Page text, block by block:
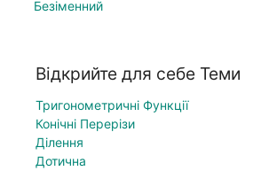
Безіменний
Відкрийте для себе Теми
Тригонометричні Функції
Конічні Перерізи
Ділення
Дотична